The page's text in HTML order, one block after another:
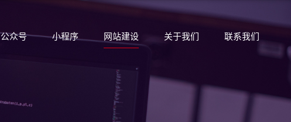
公众号 小程序 网站建设 关于我们 联系我们